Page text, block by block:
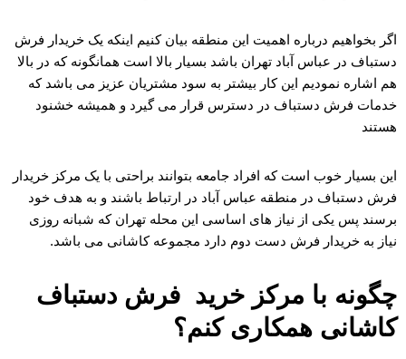
اگر بخواهیم درباره اهمیت این منطقه بیان کنیم اینکه یک خریدار فرش
دستباف در عباس آباد تهران باشد بسیار بالا است همانگونه که در بالا
هم اشاره نمودیم این کار بیشتر به سود مشتریان عزیز می باشد که
خدمات فرش دستباف در دسترس قرار می گیرد و همیشه خشنود
هستند
این بسیار خوب است که افراد جامعه بتوانند براحتی با یک مرکز خریدار
فرش دستباف در منطقه عباس آباد در ارتباط باشند و به هدف خود
برسند پس یکی از نیاز های اساسی این محله تهران که شبانه روزی
نیاز به خریدار فرش دست دوم دارد مجموعه کاشانی می باشد.
چگونه با مرکز خرید فرش دستباف
کاشانی همکاری کنم؟